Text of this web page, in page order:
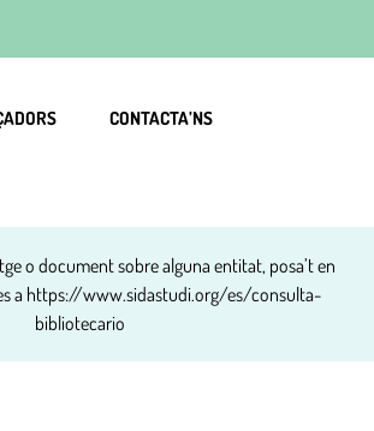
CONTACTA’NS
o document sobre alguna entitat, posa’t en
a https://www.sidastudi.org/es/consulta-
bibliotecario